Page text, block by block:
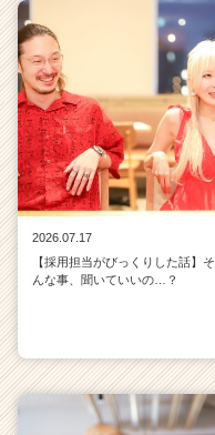
2026.07.17
【採用担当がびっくりした話】そ
んな事、聞いていいの…？